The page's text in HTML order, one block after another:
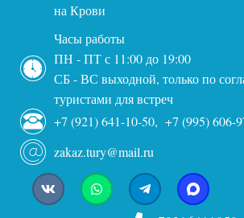
на Крови
Часы работы
ПН - ПТ с 11:00 до 19:00
СБ - ВС выходной, только по
туристами для встреч
+7 (921) 641-10-50, +7 (995) 606-
zakaz.tury@mail.ru